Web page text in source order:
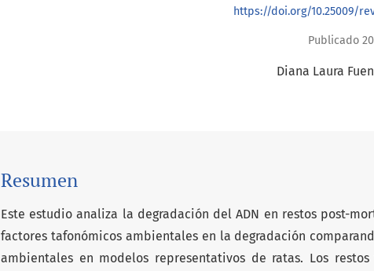
https://doi.org/10.25009/
Publicado
Diana Laura
Resumen
Este estudio analiza la degradación del ADN en restos post-
factores tafonómicos ambientales en la degradación
ambientales en modelos representativos de ratas. Los